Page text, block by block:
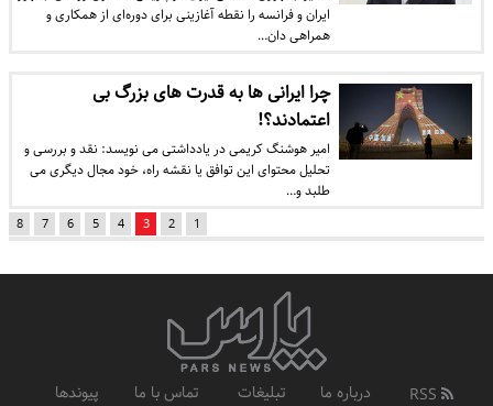
ایران و فرانسه را نقطه آغازینی برای دوره‌ای از همکاری و
همراهی دان…
چرا ایرانی ها به قدرت های بزرگ بی
اعتمادند؟!
امیر هوشنگ کریمی در یادداشتی می نویسد: نقد و بررسی و
تحلیل محتوای این توافق یا نقشه راه، خود مجال دیگری می
طلبد و…
1
2
3
4
5
6
7
8
درباره ما تبلیغات تماس با ما پیوندها